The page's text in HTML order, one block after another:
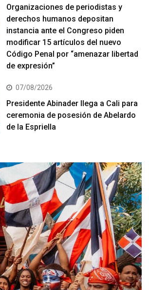
Organizaciones de periodistas y
derechos humanos depositan
instancia ante el Congreso piden
modificar 15 artículos del nuevo
Código Penal por “amenazar libertad
de expresión”
07/08/2026
Presidente Abinader llega a Cali para
ceremonia de posesión de Abelardo
de la Espriella